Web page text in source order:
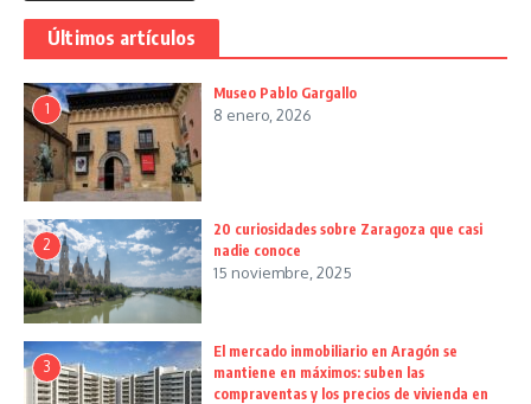
Últimos artículos
1
Museo Pablo Gargallo
8 enero, 2026
2
20 curiosidades sobre Zaragoza que casi
nadie conoce
15 noviembre, 2025
3
El mercado inmobiliario en Aragón se
mantiene en máximos: suben las
compraventas y los precios de vivienda en